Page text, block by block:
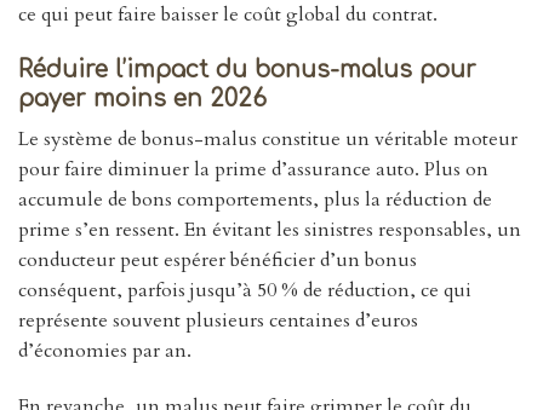
ce qui peut faire baisser le coût global du contrat.
Réduire l’impact du bonus-malus pour
payer moins en 2026
Le système de bonus-malus constitue un véritable moteur
pour faire diminuer la prime d’assurance auto. Plus on
accumule de bons comportements, plus la réduction de
prime s’en ressent. En évitant les sinistres responsables, un
conducteur peut espérer bénéficier d’un bonus
conséquent, parfois jusqu’à 50 % de réduction, ce qui
représente souvent plusieurs centaines d’euros
d’économies par an.